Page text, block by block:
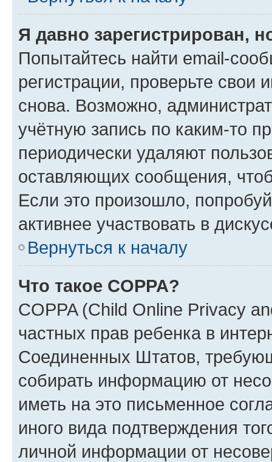
Я давно зарегистрирован,
Попытайтесь найти email-
регистрации, проверьте свои
снова. Возможно,
учётную запись по каким-то
периодически удаляют
оставляющих сообщения,
Если это произошло,
активнее участвовать в
Вернуться к началу
Что такое COPPA?
COPPA (Child Online Privacy
частных прав ребенка в
Соединенных Штатов,
собирать информацию от
иметь на это письменное
иного вида подтверждения
личной информации от